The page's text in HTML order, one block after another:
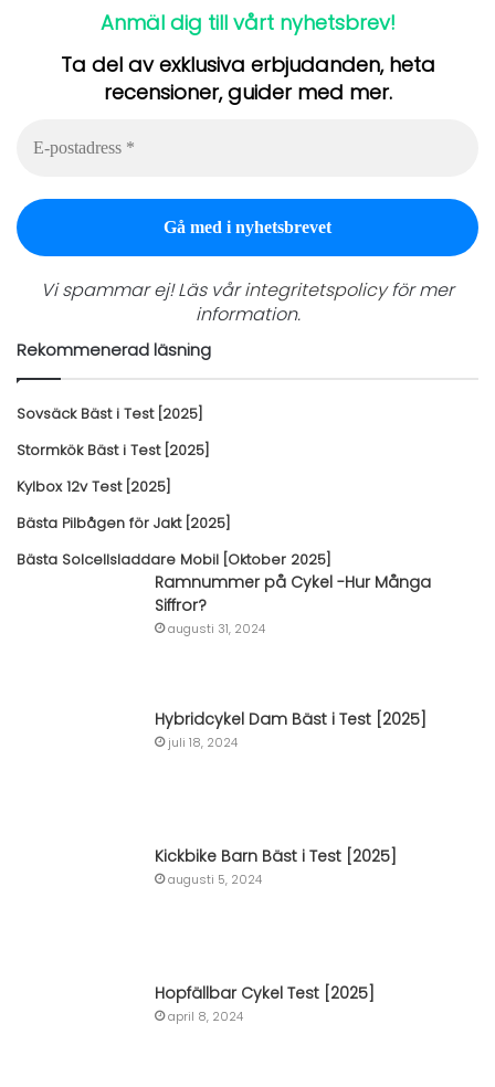
Anmäl dig till vårt nyhetsbrev!
Ta del av exklusiva erbjudanden, heta
recensioner, guider med mer.
Vi spammar ej! Läs vårintegritetspolicyför mer
information.
Rekommenerad läsning
Sovsäck Bäst i Test [2025]
Stormkök Bäst i Test [2025]
Kylbox 12v Test [2025]
Bästa Pilbågen för Jakt [2025]
Bästa Solcellsladdare Mobil [Oktober 2025]
Ramnummer på Cykel -Hur Många
Siffror?
augusti 31, 2024
Hybridcykel Dam Bäst i Test [2025]
juli 18, 2024
Kickbike Barn Bäst i Test [2025]
augusti 5, 2024
Hopfällbar Cykel Test [2025]
april 8, 2024